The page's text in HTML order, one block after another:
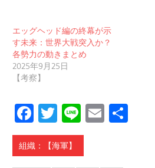
エッグヘッド編の終幕が示
す未来：世界大戦突入か？
各勢力の動きまとめ
2025年9月25日
【考察】
Facebook
Twitter
LineEmail
組織：【海軍】